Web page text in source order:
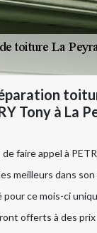
Tony à La
faire appel à
meilleurs dans
ce mois-ci
offerts à des